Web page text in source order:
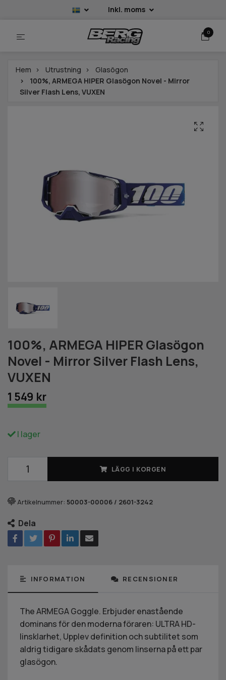
Inkl. moms
0
Hem Utrustning
Glasögon
100%, ARMEGA HIPER Glasögon Novel - Mirror
Silver Flash Lens, VUXEN
100%, ARMEGA HIPER Glasögon
Novel - Mirror Silver Flash Lens,
VUXEN
1 549 kr
I lager
LÄGG I KORGEN
Artikelnummer: 50003-00006 / 2601-3242
Dela
INFORMATION RECENSIONER
The ARMEGA Goggle. Erbjuder enastående
dominans för den moderna föraren: ULTRA HD-
linsklarhet, Upplev definition och subtilitet som
aldrig tidigare skådats genom linserna på ett par
glasögon.